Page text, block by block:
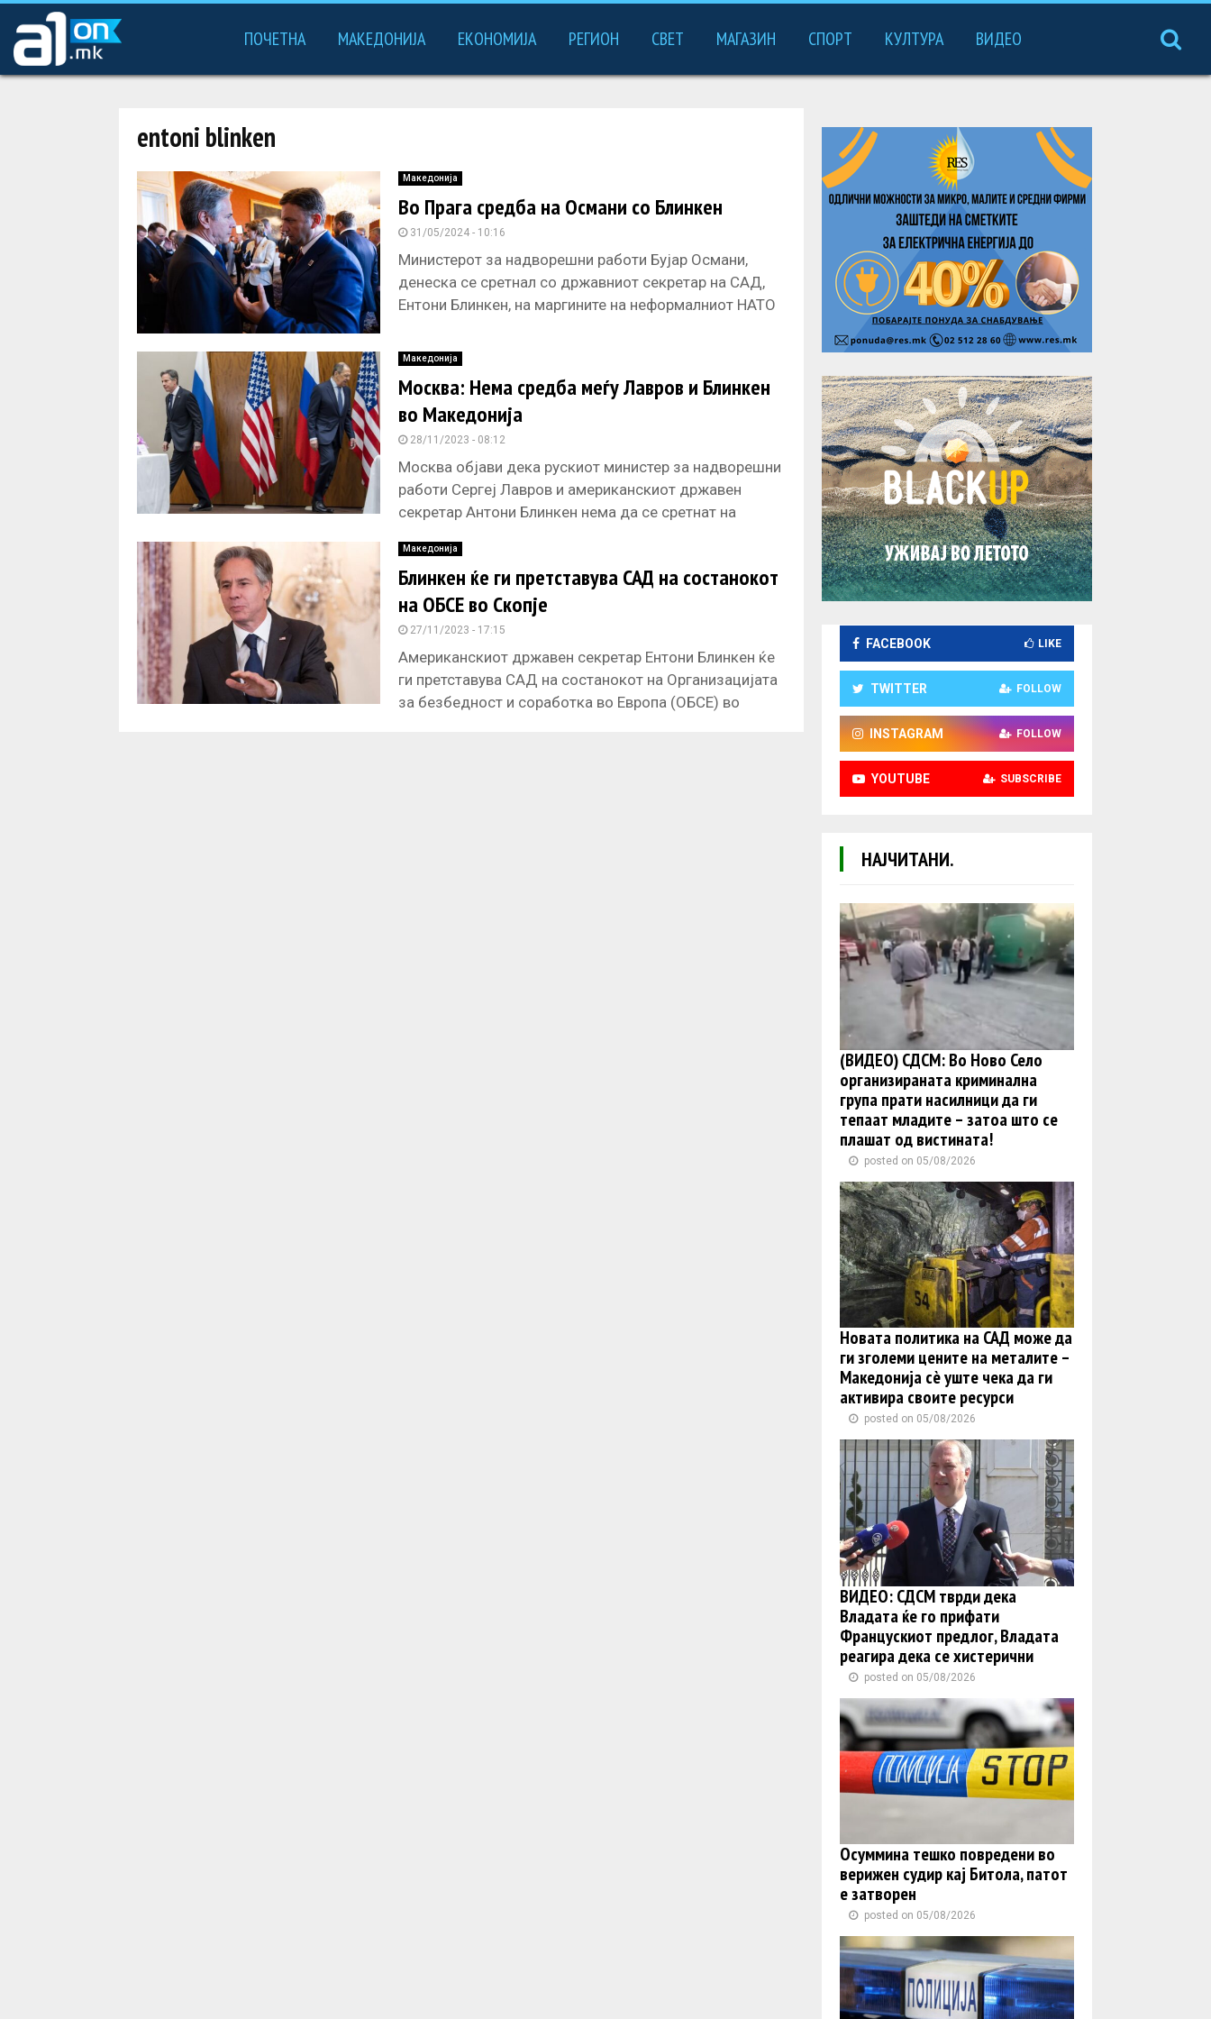
ПОЧЕТНА МАКЕДОНИЈА ЕКОНОМИЈА РЕГИОН СВЕТ МАГАЗИН СПОРТ КУЛТУРА ВИДЕО
entoni blinken
Македонија
Во Прага средба на Османи со Блинкен
31/05/2024 - 10:16
Министерот за надворешни работи Бујар Османи,
денеска се сретнал со државниот секретар на САД,
Ентони Блинкен, на маргините на неформалниот НАТО
Македонија
Москва: Нема средба меѓу Лавров и Блинкен
во Македонија
28/11/2023 - 08:12
Москва објави дека рускиот министер за надворешни
работи Сергеј Лавров и американскиот државен
секретар Антони Блинкен нема да се сретнат на
Македонија
Блинкен ќе ги претставува САД на состанокот
на ОБСЕ во Скопје
27/11/2023 - 17:15
Американскиот државен секретар Ентони Блинкен ќе
ги претставува САД на состанокот на Организацијата
за безбедност и соработка во Европа (ОБСЕ) во
FACEBOOK LIKE
TWITTER FOLLOW
INSTAGRAM FOLLOW
YOUTUBE SUBSCRIBE
НАЈЧИТАНИ.
(ВИДЕО) СДСМ: Во Ново Село
организираната криминална
група прати насилници да ги
тепаат младите – затоа што се
плашат од вистината!
posted on 05/08/2026
Новата политика на САД може да
ги зголеми цените на металите –
Македонија сè уште чека да ги
активира своите ресурси
posted on 05/08/2026
ВИДЕО: СДСМ тврди дека
Владата ќе го прифати
Францускиот предлог, Владата
реагира дека се хистерични
posted on 05/08/2026
Осуммина тешко повредени во
верижен судир кај Битола, патот
е затворен
posted on 05/08/2026